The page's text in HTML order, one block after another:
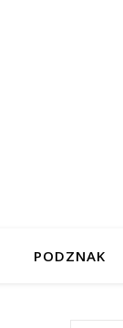
PODZNAK